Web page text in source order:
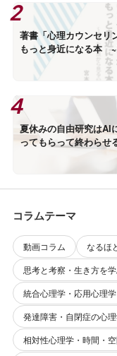
著書「心理カウンセリ
もっと身近になる本
た視点から見る心理学~
版のお知らせ
夏休みの自由研究はAI
ってもらって終わらせ
コラムテーマ
動画コラム
なるほ
思考と考察・生き方を
統合心理学・応用心理
発達障害・自閉症の心
相対性心理学・時間・空